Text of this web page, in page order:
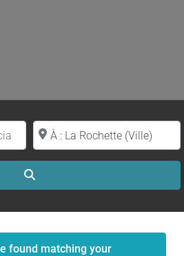
par nom
Proche de (ville ou région)
found matching your